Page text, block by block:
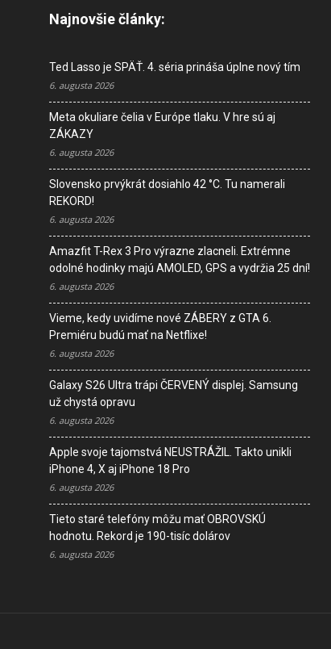
Najnovšie články:
Ted Lasso je SPÄŤ. 4. séria prináša úplne nový tím
6. augusta 2026
Meta okuliare čelia v Európe tlaku. V hre sú aj
ZÁKAZY
6. augusta 2026
Slovensko prvýkrát dosiahlo 42 °C. Tu namerali
REKORD!
6. augusta 2026
Amazfit T-Rex 3 Pro výrazne zlacneli. Extrémne
odolné hodinky majú AMOLED, GPS a vydržia 25 dní!
6. augusta 2026
Vieme, kedy uvidíme nové ZÁBERY z GTA 6.
Premiéru budú mať na Netflixe!
6. augusta 2026
Galaxy S26 Ultra trápi ČERVENÝ displej. Samsung
už chystá opravu
6. augusta 2026
Apple svoje tajomstvá NEUSTRÁŽIL. Takto unikli
iPhone 4, X aj iPhone 18 Pro
6. augusta 2026
Tieto staré telefóny môžu mať OBROVSKÚ
hodnotu. Rekord je 190-tisíc dolárov
6. augusta 2026